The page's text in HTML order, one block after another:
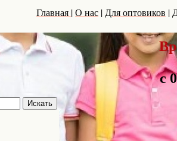
Главная | О нас | Для оптовиков |
с